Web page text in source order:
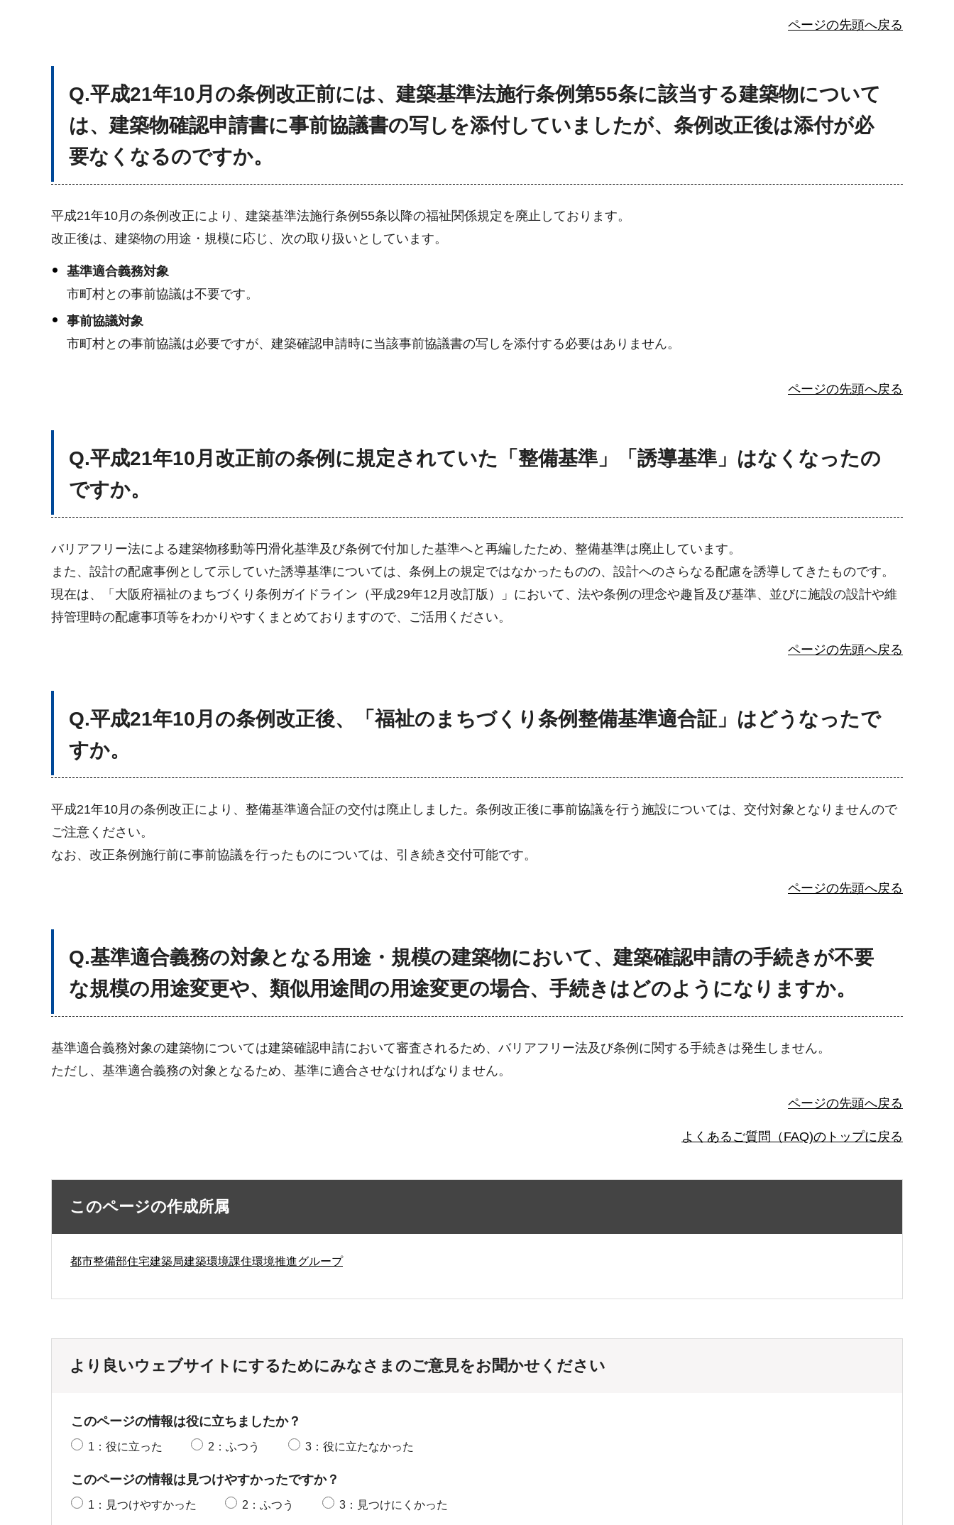
ページの先頭へ戻る
Q.平成21年10月の条例改正前には、建築基準法施行条例第55条に該当する建築物について
は、建築物確認申請書に事前協議書の写しを添付していましたが、条例改正後は添付が必
要なくなるのですか。
平成21年10月の条例改正により、建築基準法施行条例55条以降の福祉関係規定を廃止しております。
改正後は、建築物の用途・規模に応じ、次の取り扱いとしています。
基準適合義務対象
市町村との事前協議は不要です。
事前協議対象
市町村との事前協議は必要ですが、建築確認申請時に当該事前協議書の写しを添付する必要はありません。
ページの先頭へ戻る
Q.平成21年10月改正前の条例に規定されていた「整備基準」「誘導基準」はなくなったの
ですか。
バリアフリー法による建築物移動等円滑化基準及び条例で付加した基準へと再編したため、整備基準は廃止しています。
また、設計の配慮事例として示していた誘導基準については、条例上の規定ではなかったものの、設計へのさらなる配慮を誘導してきたものです。
現在は、「大阪府福祉のまちづくり条例ガイドライン（平成29年12月改訂版）」において、法や条例の理念や趣旨及び基準、並びに施設の設計や維
持管理時の配慮事項等をわかりやすくまとめておりますので、ご活用ください。
ページの先頭へ戻る
Q.平成21年10月の条例改正後、「福祉のまちづくり条例整備基準適合証」はどうなったで
すか。
平成21年10月の条例改正により、整備基準適合証の交付は廃止しました。条例改正後に事前協議を行う施設については、交付対象となりませんので
ご注意ください。
なお、改正条例施行前に事前協議を行ったものについては、引き続き交付可能です。
ページの先頭へ戻る
Q.基準適合義務の対象となる用途・規模の建築物において、建築確認申請の手続きが不要
な規模の用途変更や、類似用途間の用途変更の場合、手続きはどのようになりますか。
基準適合義務対象の建築物については建築確認申請において審査されるため、バリアフリー法及び条例に関する手続きは発生しません。
ただし、基準適合義務の対象となるため、基準に適合させなければなりません。
ページの先頭へ戻る
よくあるご質問（FAQ)のトップに戻る
このページの作成所属
都市整備部住宅建築局建築環境課住環境推進グループ
より良いウェブサイトにするためにみなさまのご意見をお聞かせください
このページの情報は役に立ちましたか？
1：役に立った 2：ふつう 3：役に立たなかった
このページの情報は見つけやすかったですか？
1：見つけやすかった 2：ふつう 3：見つけにくかった